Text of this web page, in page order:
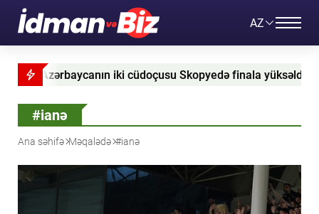
AZ
Azərbaycanın iki cüdoçusu Skopyedə finala yüksəldi -
#ianə
Ana səhifə Məqalədə #ianə